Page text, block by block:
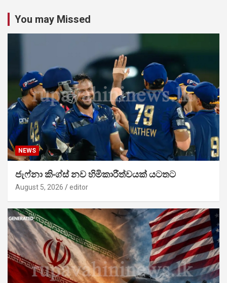
You may Missed
NEWS
ජැෆ්නා කිංග්ස් නව හිමිකාරීත්වයක් යටතට
August 5, 2026 editor